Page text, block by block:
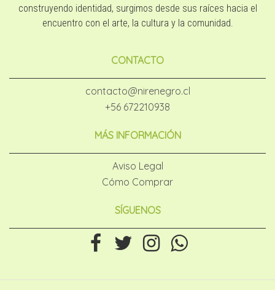
construyendo identidad, surgimos desde sus raíces hacia el
encuentro con el arte, la cultura y la comunidad.
CONTACTO
contacto@nirenegro.cl
+56 672210938
MÁS INFORMACIÓN
Aviso Legal
Cómo Comprar
SÍGUENOS